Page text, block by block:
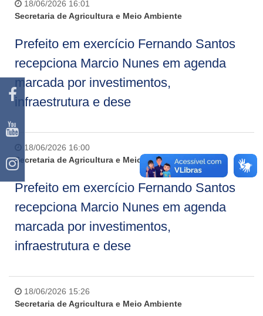
18/06/2026 16:01
Secretaria de Agricultura e Meio Ambiente
Prefeito em exercício Fernando Santos
recepciona Marcio Nunes em agenda
marcada por investimentos,
infraestrutura e dese
18/06/2026 16:00
Secretaria de Agricultura e Meio Ambiente
Prefeito em exercício Fernando Santos
recepciona Marcio Nunes em agenda
marcada por investimentos,
infraestrutura e dese
18/06/2026 15:26
Secretaria de Agricultura e Meio Ambiente